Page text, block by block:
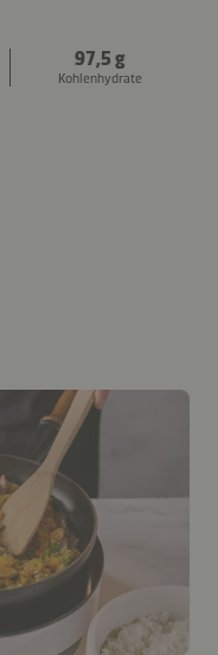
97,5 g
Kohlenhydrate